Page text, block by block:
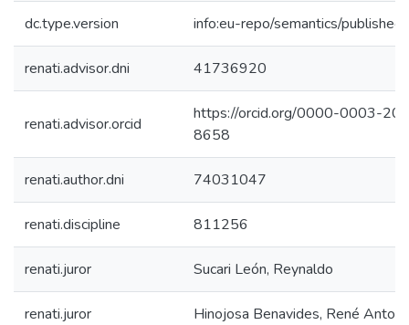
dc.type.version info:eu-repo/semantics/
renati.advisor.dni 41736920
renati.advisor.orcid
https://orcid.org/0000-0003-
8658
renati.author.dni 74031047
renati.discipline 811256
renati.juror Sucari León, Reynaldo
renati.juror Hinojosa Benavides, René